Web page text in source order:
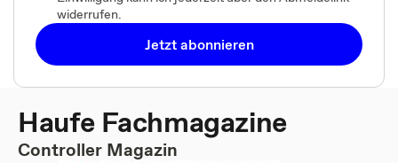
widerrufen.
Jetzt abonnieren
Haufe Fachmagazine
Controller Magazin